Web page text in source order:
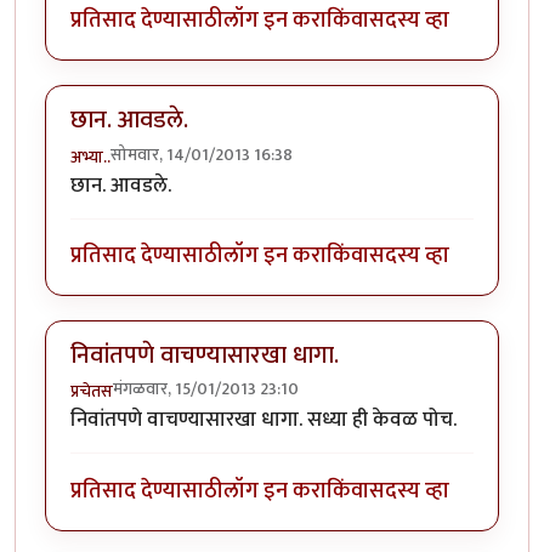
प्रतिसाद देण्यासाठीलॉग इन कराकिंवासदस्य व्हा
छान. आवडले.
अभ्या..सोमवार, 14/01/2013 16:38
छान. आवडले.
प्रतिसाद देण्यासाठीलॉग इन कराकिंवासदस्य व्हा
निवांतपणे वाचण्यासारखा धागा.
प्रचेतसमंगळवार, 15/01/2013 23:10
निवांतपणे वाचण्यासारखा धागा. सध्या ही केवळ पोच.
प्रतिसाद देण्यासाठीलॉग इन कराकिंवासदस्य व्हा